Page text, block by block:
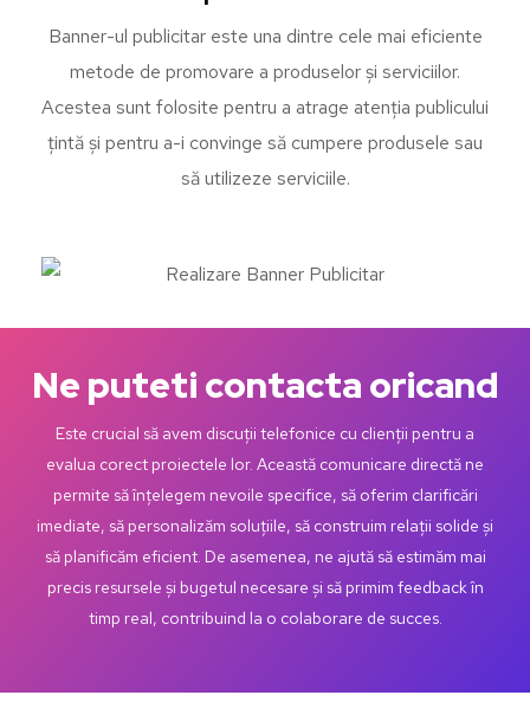
Banner-ul publicitar este una dintre cele mai eficiente
metode de promovare a produselor și serviciilor.
Acestea sunt folosite pentru a atrage atenția publicului
țintă și pentru a-i convinge să cumpere produsele sau
să utilizeze serviciile.
Ne puteti contacta oricand
Este crucial să avem discuții telefonice cu clienții pentru a
evalua corect proiectele lor. Această comunicare directă ne
permite să înțelegem nevoile specifice, să oferim clarificări
imediate, să personalizăm soluțiile, să construim relații solide și
să planificăm eficient. De asemenea, ne ajută să estimăm mai
precis resursele și bugetul necesare și să primim feedback în
timp real, contribuind la o colaborare de succes.